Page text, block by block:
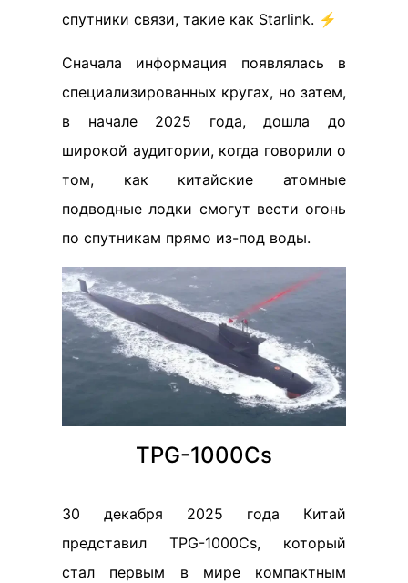
спутники связи, такие как Starlink. ⚡
Сначала информация появлялась в
специализированных кругах, но затем,
в начале 2025 года, дошла до
широкой аудитории, когда говорили о
том, как китайские атомные
подводные лодки смогут вести огонь
по спутникам прямо из-под воды.
TPG-1000Cs
30 декабря 2025 года Китай
представил TPG-1000Cs, который
стал первым в мире компактным